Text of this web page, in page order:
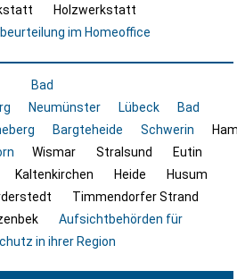
Holzwerkstatt
im Homeoffice
Bad
Neumünster Lübeck
Bad
Bargteheide Schwerin
Wismar Stralsund
Eutin
Kaltenkirchen Heide
Husum
Timmendorfer Strand
Aufsichtbehörden für
in ihrer Region